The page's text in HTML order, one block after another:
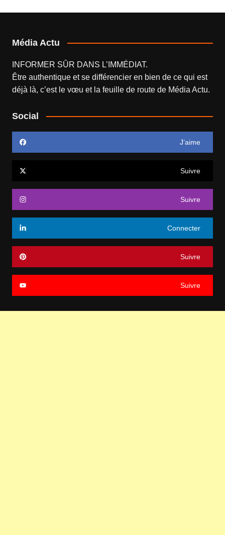
Média Actu
INFORMER SÛR DANS L’IMMÉDIAT.
Être authentique et se différencier en bien de ce qui est
déjà là, c’est le vœu et la feuille de route de Média Actu.
Social
J’aime
Suivre
Suivre
Connecter
Suivre
Suivre